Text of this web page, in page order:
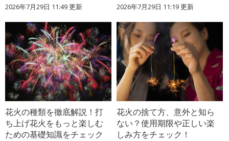
2026年7月29日 11:49 更新 2026年7月29日 11:19 更新
花火の種類を徹底解説！打
ち上げ花火をもっと楽しむ
ための基礎知識をチェック
花火の捨て方、意外と知ら
ない？使用期限や正しい楽
しみ方をチェック！